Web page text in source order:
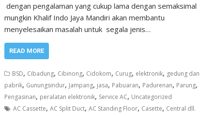
dengan pengalaman yang cukup lama dengan semaksimal
mungkin Khalif Indo Jaya Mandiri akan membantu
menyelesaikan masalah untuk segala jenis…
READ MORE
BSD, Cibadung, Cibinong, Cidokom, Curug, elektronik, gedung dan
pabrik, Gunungsindur, Jampang, jasa, Pabuaran, Padurenan, Parung,
Pengasinan, peralatan elektronik, Service AC, Uncategorized
AC Cassette,AC Split Duct,AC Standing Floor, Casette, Central dll.